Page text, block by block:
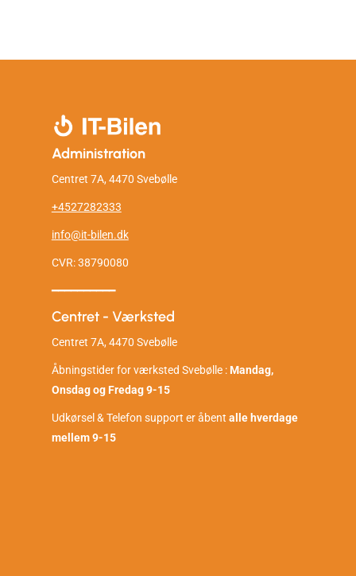
Administration
Centret 7A, 4470 Svebølle
+4527282333
info@it-bilen.dk
CVR: 38790080
━━━━━━━━━━
Centret - Værksted
Centret 7A, 4470 Svebølle
Åbningstider for værksted Svebølle : Mandag,
Onsdag og Fredag 9-15
Udkørsel & Telefon support er åbent alle hverdage
mellem 9-15